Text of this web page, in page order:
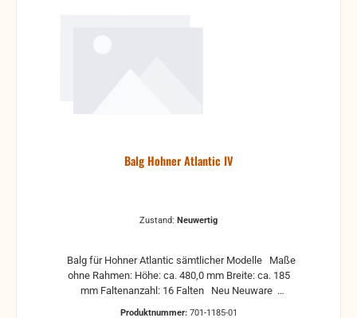
Balg Hohner Atlantic IV
Zustand: Neuwertig
ohne Rahmen: Höhe: ca. 480,0 mm Breite: ca. 185
mm Faltenanzahl: 16 Falten Neu Neuware
Produktnummer: 701-1185-01